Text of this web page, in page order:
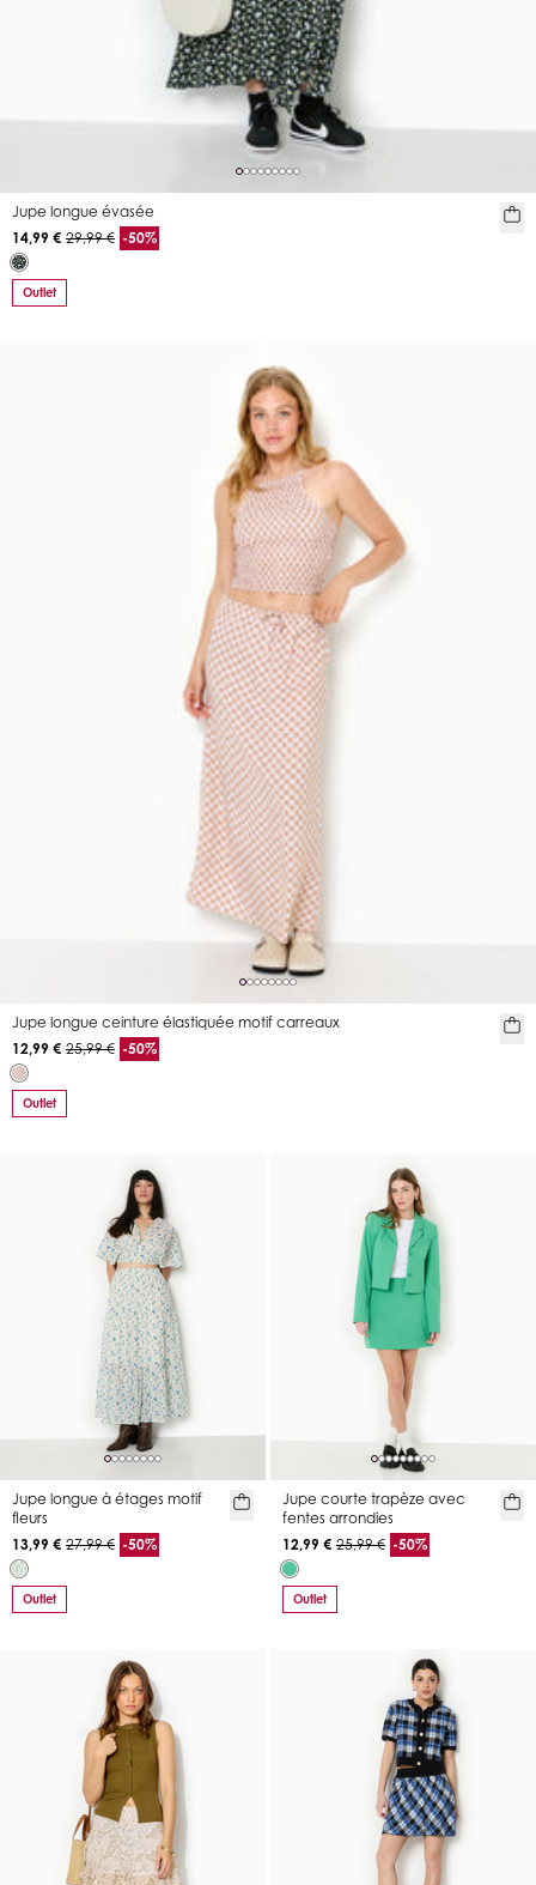
Jupe longue évasée
14,99 € 29,99 € -50%
Outlet
Jupe longue ceinture élastiquée motif carreaux
12,99 € 25,99 € -50%
Outlet
Jupe longue à étages motif
fleurs
13,99 € 27,99 € -50%
Outlet
Jupe courte trapèze avec
fentes arrondies
12,99 € 25,99 € -50%
Outlet